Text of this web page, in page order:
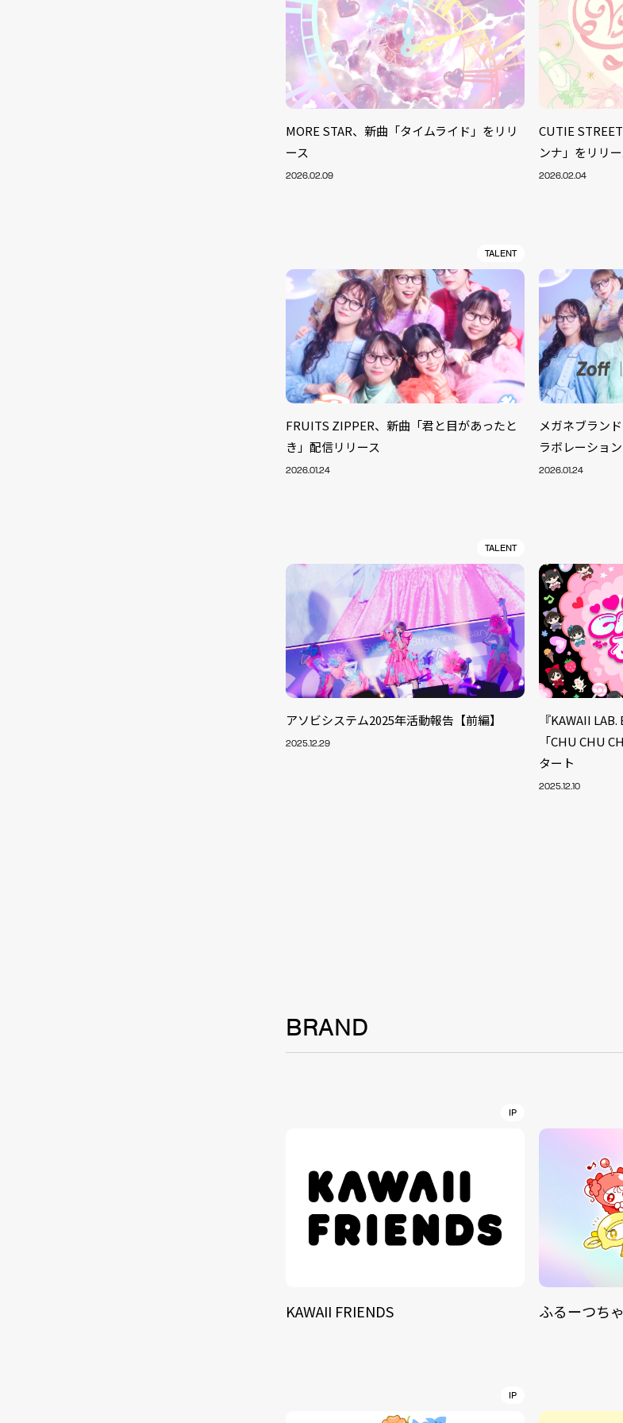
MORE STAR、新曲「タイムライド」をリリ
ース
2026.02.09
CUTIE
ンナ」をリリ
2026.02.04
TALENT
FRUITS ZIPPER、新曲「君と目があったと
き」配信リリース
2026.01.24
メガネブラン
ラボレーション
2026.01.24
TALENT
アソビシステム2025年活動報告【前編】
2025.12.29
『KAWAII
「CHU CHU
タート
2025.12.10
BRAND
IP
KAWAII FRIENDS ふるーつち
IP
NEWS
SOLUTION
BRAND